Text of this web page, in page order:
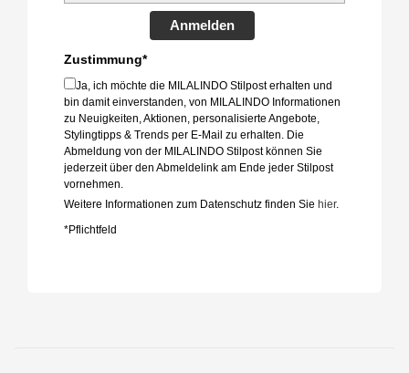
Anmelden
Zustimmung*
Ja, ich möchte die MILALINDO Stilpost erhalten und
bin damit einverstanden, von MILALINDO Informationen
zu Neuigkeiten, Aktionen, personalisierte Angebote,
Stylingtipps & Trends per E-Mail zu erhalten. Die
Abmeldung von der MILALINDO Stilpost können Sie
jederzeit über den Abmeldelink am Ende jeder Stilpost
vornehmen.
Weitere Informationen zum Datenschutz finden Sie hier.
*Pflichtfeld